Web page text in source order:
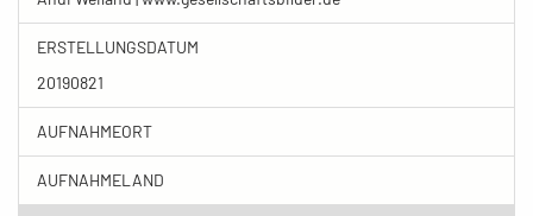
ERSTELLUNGSDATUM
20190821
AUFNAHMEORT
AUFNAHMELAND